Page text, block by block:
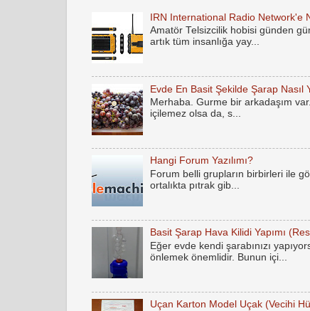
IRN International Radio Network'e
Amatör Telsizcilik hobisi günden
artık tüm insanlığa yay...
Evde En Basit Şekilde Şarap Nasıl
Merhaba. Gurme bir arkadaşım
içilemez olsa da, s...
Hangi Forum Yazılımı?
Forum belli grupların birbirleri ile
ortalıkta pıtrak gib...
Basit Şarap Hava Kilidi Yapımı
Eğer evde kendi şarabınızı
önlemek önemlidir. Bunun içi...
Uçan Karton Model Uçak (Vecihi